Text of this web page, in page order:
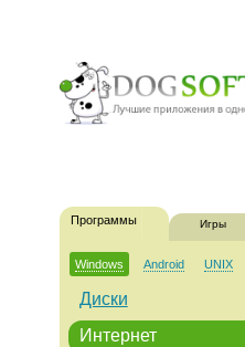
Программы Игры
Windows Android UNIX
Диски
Интернет